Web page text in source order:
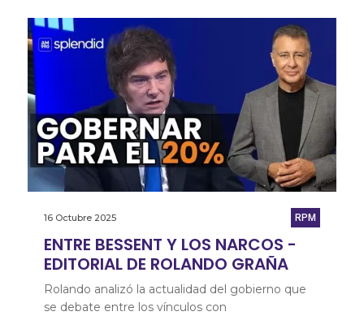
16 Octubre 2025 RPM
ENTRE BESSENT Y LOS NARCOS -
EDITORIAL DE ROLANDO GRAÑA
Rolando analizó la actualidad del gobierno que
se debate entre los vínculos con